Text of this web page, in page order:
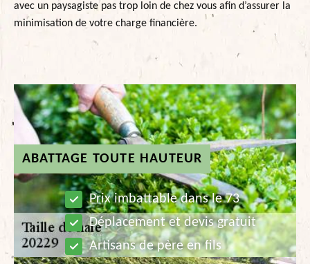
ABATTAGE TOUTE HAUTEUR
Prix imbattable dans le 73
Déplacement et devis gratuit
Artisans de père en fils
avec un paysagiste pas trop loin de chez vous afin d’assurer la
minimisation de votre charge financière.